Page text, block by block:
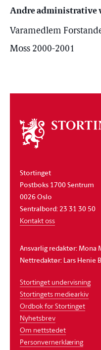
Andre administrative
Varamedlem
Moss 2000-2001
Om
stortinget
Stortinget
Postboks 1700 Sentrum
0026 Oslo
Sentralbord: 23 31 30 50
Kontakt oss
Ansvarlig redaktør: Mona
Nettredaktør: Lars Henie
Stortinget undervisning
Stortingets mediearkiv
Ordbok for Stortinget
Nyhetsbrev
Om nettstedet
Personvernerklæring